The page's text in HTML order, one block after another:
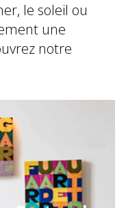
le soleil ou
une
notre